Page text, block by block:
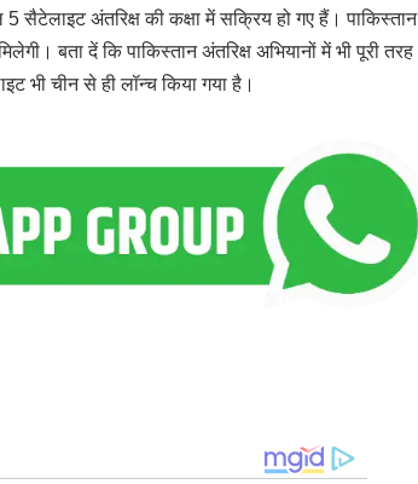
अंतरिक्ष की कक्षा में सक्रिय हो गए हैं। पाकिस्तान
बता दें कि पाकिस्तान अंतरिक्ष अभियानों में भी पूरी तरह
भी चीन से ही लॉन्च किया गया है।